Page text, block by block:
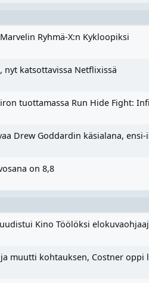
Ryhmä-X:n Kykloopiksi
nyt katsottavissa Netflixissä
tuottamassa Run Hide Fight:
Drew Goddardin käsialana, ensi-
on 8,8
Kino Töölöksi
muutti kohtauksen, Costner oppi